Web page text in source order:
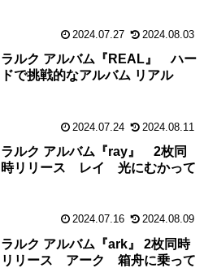
2024.07.27 2024.08.03
ラルク アルバム『REAL』 ハー
ドで挑戦的なアルバム リアル
2024.07.24 2024.08.11
ラルク アルバム『ray』 2枚同
時リリース レイ 光にむかって
2024.07.16 2024.08.09
ラルク アルバム『ark』 2枚同時
リリース アーク 箱舟に乗って